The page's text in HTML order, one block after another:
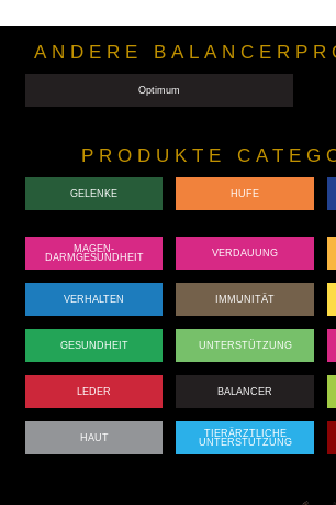
ANDERE
Optimum
PRODUKTE
GELENKE HUFE
MAGEN-
DARMGESUNDHEIT
VERDAUUNG
VERHALTEN IMMUNITÄT
GESUNDHEIT UNTERSTÜTZUNG
LEDER BALANCER
HAUT
TIERÄRZTLICHE
UNTERSTÜTZUNG